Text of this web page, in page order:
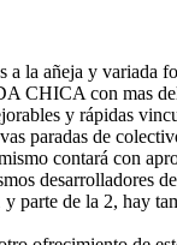
la añeja y variada
con mas
y rápidas
paradas de
contará con
de la 2, hay